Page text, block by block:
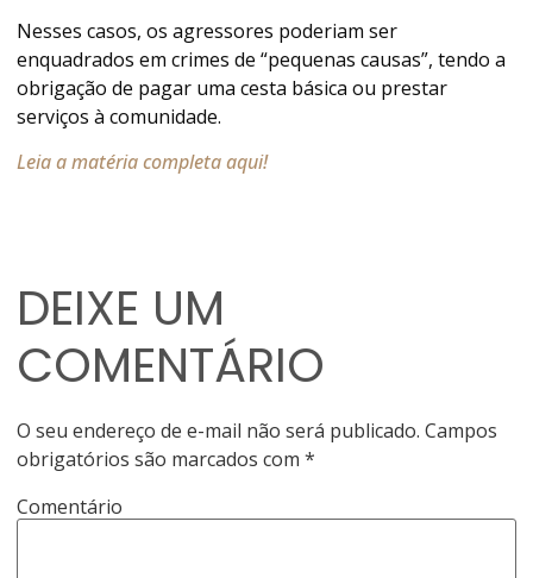
Nesses casos, os agressores poderiam ser
enquadrados em crimes de “pequenas causas”, tendo a
obrigação de pagar uma cesta básica ou prestar
serviços à comunidade.
Leia a matéria completa aqui!
DEIXE UM
COMENTÁRIO
O seu endereço de e-mail não será publicado. Campos
obrigatórios são marcados com*
Comentário